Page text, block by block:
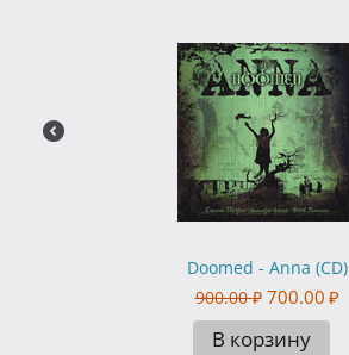
Doomed - Anna (CD)
900.00 ₽ 700.00 ₽
В корзину